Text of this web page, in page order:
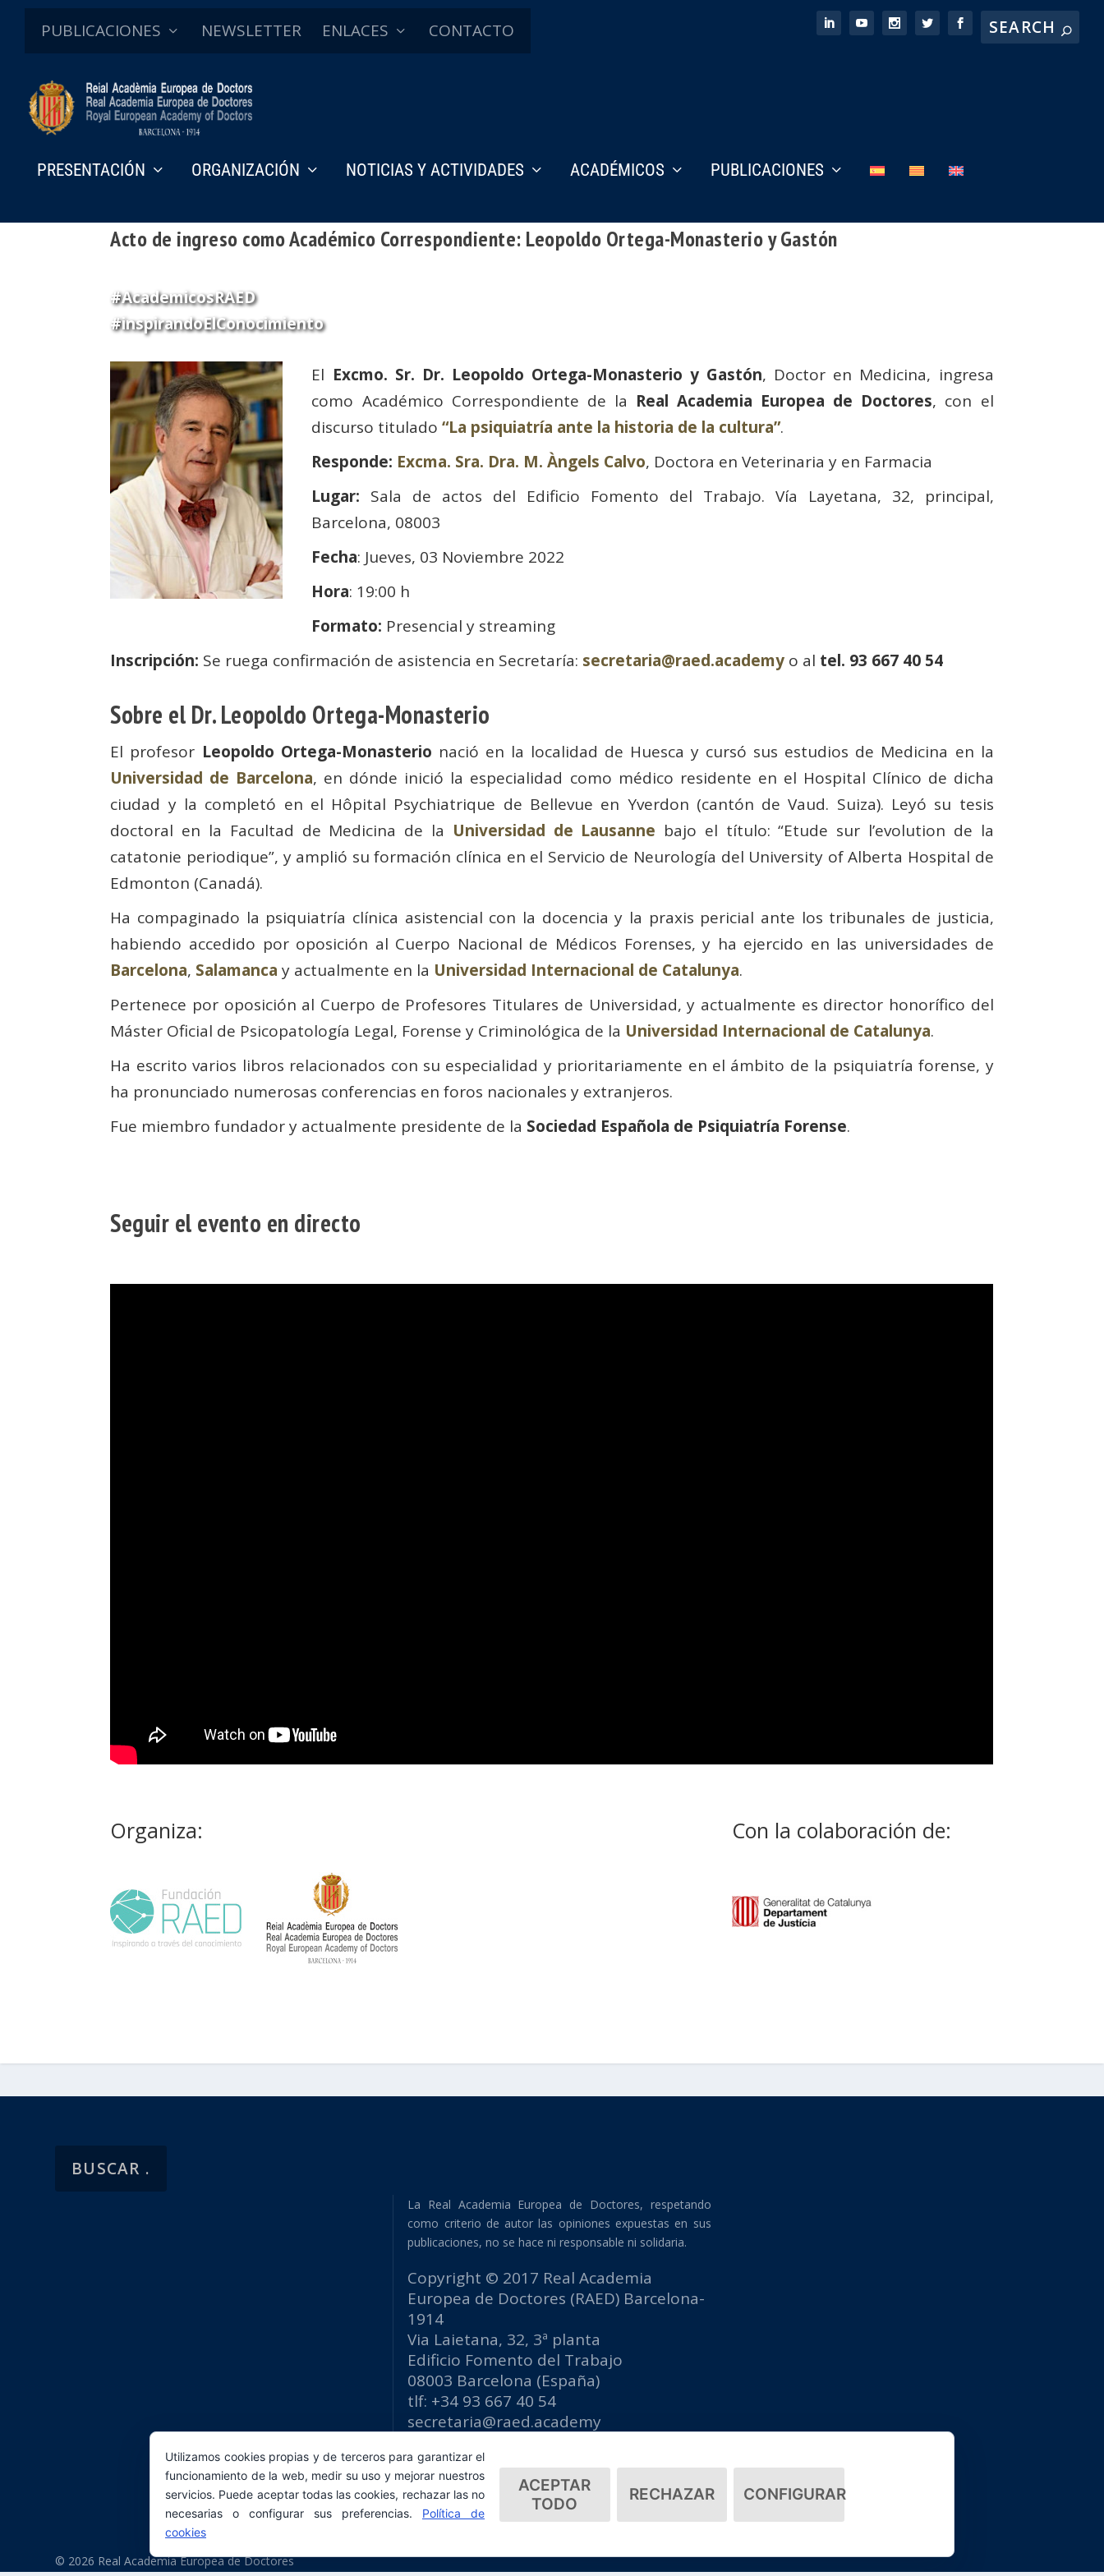
PUBLICACIONES NEWSLETTER ENLACES CONTACTO
PRESENTACIÓN ORGANIZACIÓN NOTICIAS Y ACTIVIDADES ACADÉMICOS PUBLICACIONES
Acto de ingreso como Académico Correspondiente: Leopoldo Ortega-Monasterio y Gastón
#AcademicosRAED
#inspirandoElConocimiento
El Excmo. Sr. Dr. Leopoldo Ortega-Monasterio y Gastón, Doctor en Medicina, ingresa
como Académico Correspondiente de la Real Academia Europea de Doctores, con el
discurso titulado“La psiquiatría ante la historia de la cultura”.
Responde: Excma. Sra. Dra. M. Àngels Calvo, Doctora en Veterinaria y en Farmacia
Lugar: Sala de actos del Edificio Fomento del Trabajo. Vía Layetana, 32, principal,
Barcelona, 08003
Fecha: Jueves, 03 Noviembre 2022
Hora: 19:00 h
Formato: Presencial y streaming
Inscripción: Se ruega confirmación de asistencia en Secretaría: secretaria@raed.academy o al tel. 93 667 40 54
Sobre el Dr. Leopoldo Ortega-Monasterio
El profesor Leopoldo Ortega-Monasterio nació en la localidad de Huesca y cursó sus estudios de Medicina en la
Universidad de Barcelona, en dónde inició la especialidad como médico residente en el Hospital Clínico de dicha
ciudad y la completó en el Hôpital Psychiatrique de Bellevue en Yverdon (cantón de Vaud. Suiza). Leyó su tesis
doctoral en la Facultad de Medicina de la Universidad de Lausanne bajo el título: “Etude sur l’evolution de la
catatonie periodique”, y amplió su formación clínica en el Servicio de Neurología del University of Alberta Hospital de
Edmonton (Canadá).
Ha compaginado la psiquiatría clínica asistencial con la docencia y la praxis pericial ante los tribunales de justicia,
habiendo accedido por oposición al Cuerpo Nacional de Médicos Forenses, y ha ejercido en las universidades de
Barcelona, Salamanca y actualmente en la Universidad Internacional de Catalunya.
Pertenece por oposición al Cuerpo de Profesores Titulares de Universidad, y actualmente es director honorífico del
Máster Oficial de Psicopatología Legal, Forense y Criminológica de la Universidad Internacional de Catalunya.
Ha escrito varios libros relacionados con su especialidad y prioritariamente en el ámbito de la psiquiatría forense, y
ha pronunciado numerosas conferencias en foros nacionales y extranjeros.
Fue miembro fundador y actualmente presidente de la Sociedad Española de Psiquiatría Forense.
Seguir el evento en directo
Organiza: Con la colaboración de:
La Real Academia Europea de Doctores, respetando
como criterio de autor las opiniones expuestas en sus
publicaciones, no se hace ni responsable ni solidaria.
Copyright © 2017 Real Academia
Europea de Doctores (RAED) Barcelona-
1914
Via Laietana, 32, 3ª planta
Edificio Fomento del Trabajo
08003 Barcelona (España)
tlf: +34 93 667 40 54
secretaria@raed.academy
Política de privacidad
© 2026 Real Academia Europea de Doctores
Utilizamos cookies propias y de terceros para garantizar el
funcionamiento de la web, medir su uso y mejorar nuestros
servicios. Puede aceptar todas las cookies, rechazar las no
necesarias o configurar sus preferencias. Política de
cookies
ACEPTAR
TODO
RECHAZAR CONFIGURAR